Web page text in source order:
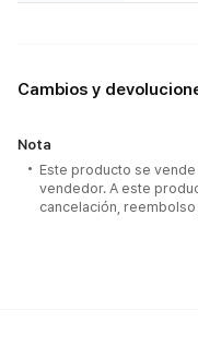
Cambios y
Nota
Este producto se
vendedor. A este
cancelación,